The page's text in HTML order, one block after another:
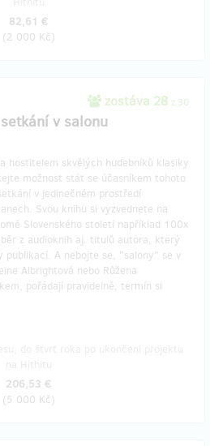
82,61 €
(2 000 Kč)
zostáva 28 z 30
v salonu
hostitelem skvělých hudebníků klasiky
možnost stát se účasníkem tohoto
v jedinečném prostředí
Svou knihu si vyzvednete na
Slovenského století například 100x
z audioknih aj. titulů autora, který
A nebojte se, "salony" se v
Albrightová nebo Růžena
pořádají pravidelně, termín si
206,53 €
(5 000 Kč)